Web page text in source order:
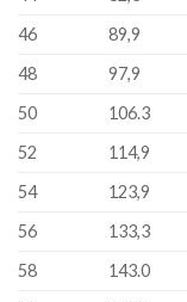
46
89,9
48
97,9
50
106.3
52
114,9
54
123,9
56
133,3
58
143.0